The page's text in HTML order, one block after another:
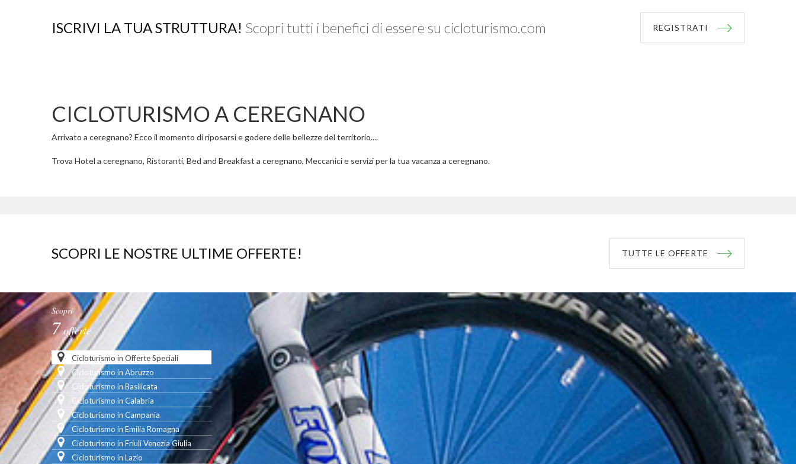
ISCRIVI LA TUA STRUTTURA! Scopri tutti i benefici di essere su cicloturismo.com REGISTRATI
CICLOTURISMO A CEREGNANO
Arrivato a ceregnano? Ecco il momento di riposarsi e godere delle bellezze del territorio....
Trova Hotel a ceregnano, Ristoranti, Bed and Breakfast a ceregnano, Meccanici e servizi per la tua vacanza a ceregnano.
SCOPRI LE NOSTRE ULTIME OFFERTE! TUTTE LE OFFERTE
Scopri
7offerte
Cicloturismo in Offerte Speciali
Cicloturismo in Abruzzo
Cicloturismo in Basilicata
Cicloturismo in Calabria
Cicloturismo in Campania
Cicloturismo in Emilia Romagna
Cicloturismo in Friuli Venezia Giulia
Cicloturismo in Lazio